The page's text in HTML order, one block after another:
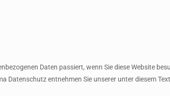
Daten passiert, wenn Sie diese Website
Datenschutz entnehmen Sie unserer unter diesem